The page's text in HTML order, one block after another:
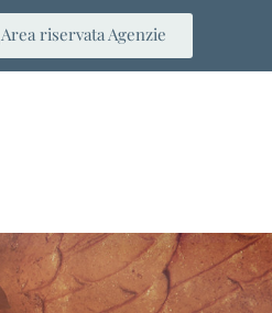
Area riservata Agenzie